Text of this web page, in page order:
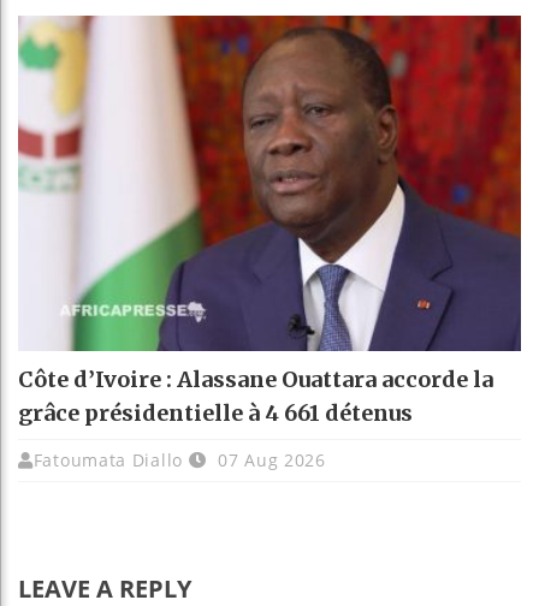
Côte d’Ivoire : Alassane Ouattara accorde la
grâce présidentielle à 4 661 détenus
Fatoumata Diallo 07 Aug 2026
LEAVE A REPLY